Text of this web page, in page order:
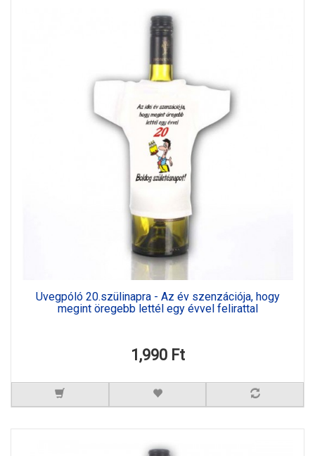
Üvegpóló 20.szülinapra - Az év szenzációja, hogy
megint öregebb lettél egy évvel felirattal
1,990 Ft